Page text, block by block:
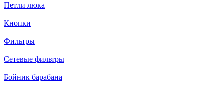
Петли люка
Кнопки
Фильтры
Сетевые фильтры
Бойник барабана